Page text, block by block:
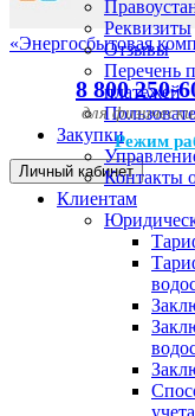
«Энергосбытовая
8 800 250-
для
Режим
Личный кабинет
Реквизиты
Отзывы
Перечень
платежей
Закупки
Контакты
Клиентам
учета